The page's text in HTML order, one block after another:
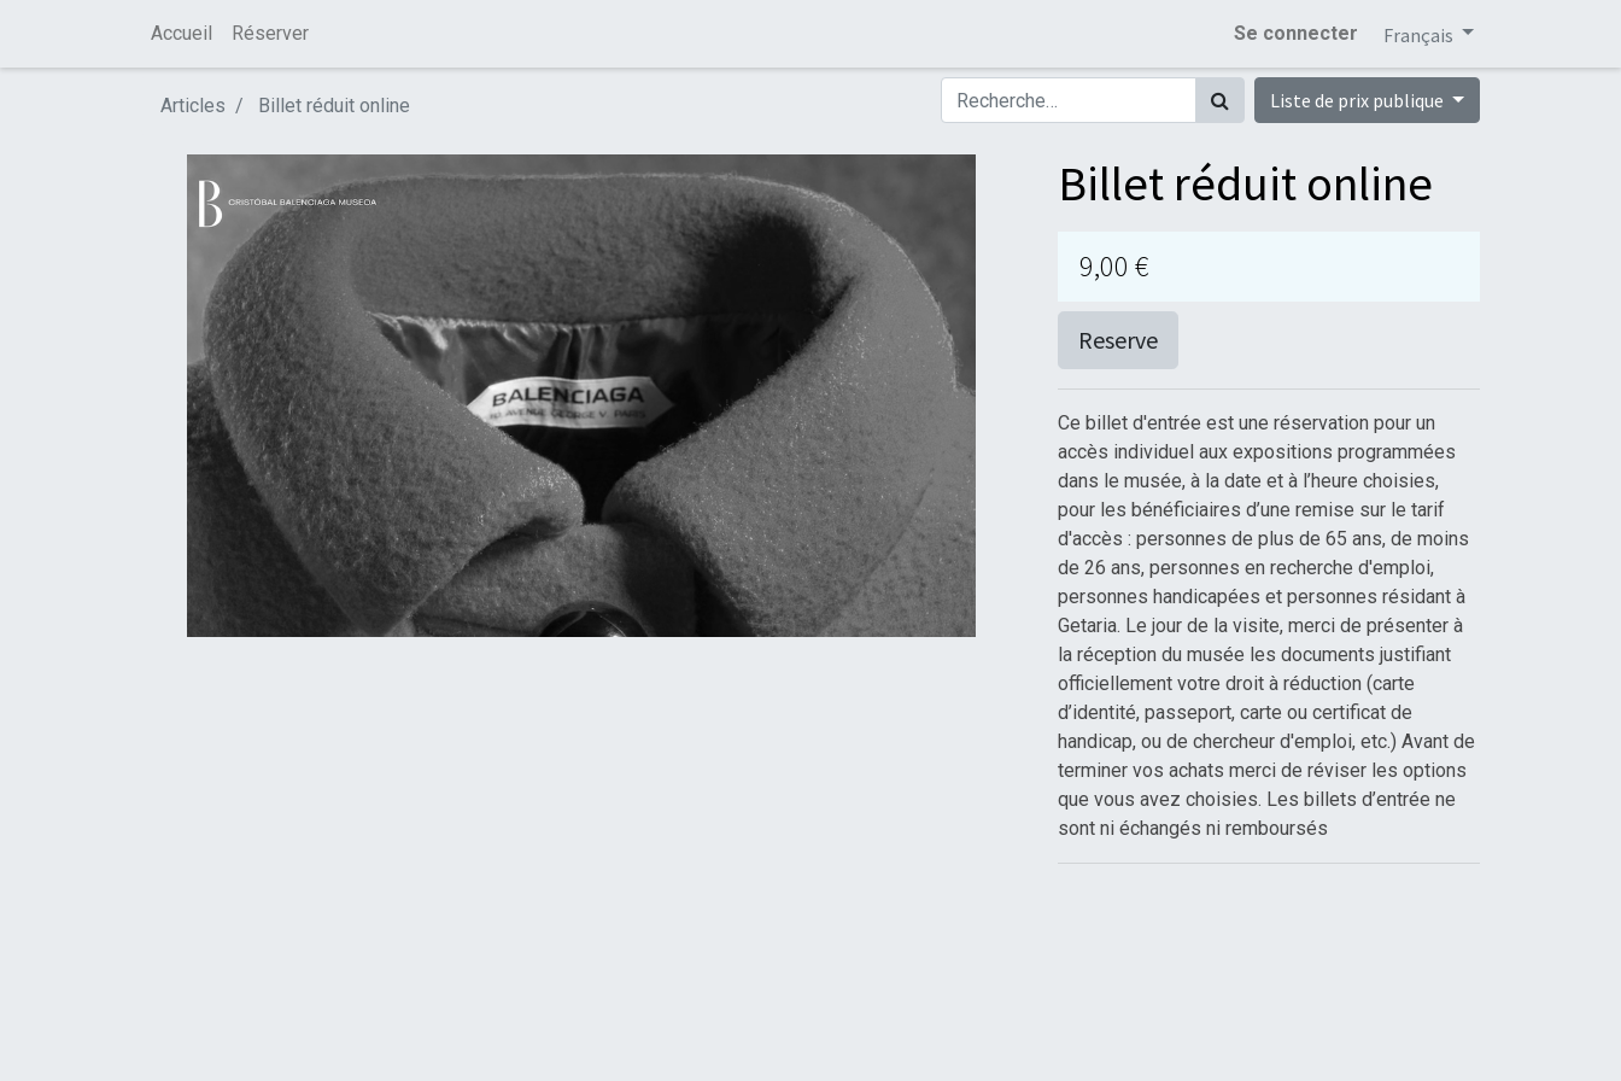
Accueil Réserver Se connecter Français
Articles Billet réduit online Liste de prix publique
Billet réduit online
9,00 €
Reserve
Ce billet d'entrée est une réservation pour un
accès individuel aux expositions programmées
dans le musée, à la date et à l’heure choisies,
pour les bénéficiaires d’une remise sur le tarif
d'accès : personnes de plus de 65 ans, de moins
de 26 ans, personnes en recherche d'emploi,
personnes handicapées et personnes résidant à
Getaria. Le jour de la visite, merci de présenter à
la réception du musée les documents justifiant
officiellement votre droit à réduction (carte
d’identité, passeport, carte ou certificat de
handicap, ou de chercheur d'emploi, etc.) Avant de
terminer vos achats merci de réviser les options
que vous avez choisies. Les billets d’entrée ne
sont ni échangés ni remboursés